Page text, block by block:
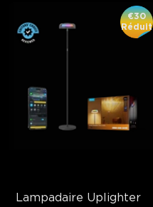
Lampadaire Uplighter
€30
Réduit